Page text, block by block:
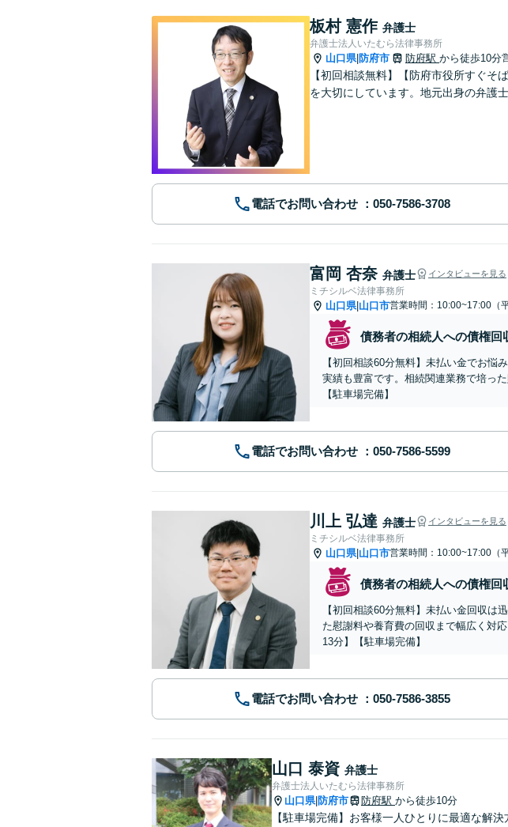
板村 憲作 弁護士
弁護士法人いたむら法律事務所
山口県| 防府市 防府駅 から徒歩10分
【初回相談無料】【防府市役所すぐ
を大切にしています。地元出身の弁護
電話でお問い合わせ
富岡 杏奈 弁護士 インタビューを見る
ミチシルベ法律事務所
山口県| 山口市営業時間：10:00~17:00（平
債務者の相続人への債権回
【初回相談60分無料】未払い金でお悩
実績も豊富です。相続関連業務で培っ
【駐車場完備】
電話でお問い合わせ
川上 弘達 弁護士 インタビューを見る
ミチシルベ法律事務所
山口県| 山口市営業時間：10:00~17:00（平
債務者の相続人への債権回
【初回相談60分無料】未払い金回収は
た慰謝料や養育費の回収まで幅広く対
13分】【駐車場完備】
電話でお問い合わせ
山口 泰資 弁護士
弁護士法人いたむら法律事務所
山口県| 防府市 防府駅 から徒歩10分
【駐車場完備】お客様一人ひとりに最適な解